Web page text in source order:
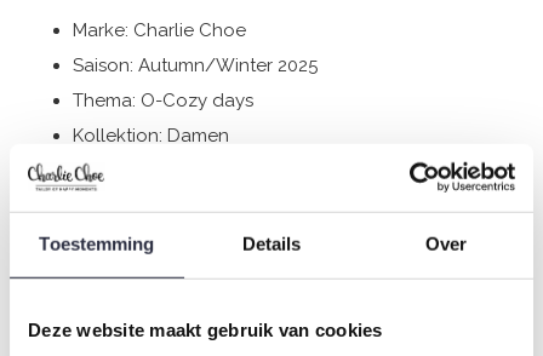
Toestemming Details Over
Deze website maakt gebruik van cookies
Marke: Charlie Choe
Saison: Autumn/Winter 2025
Thema: O-Cozy days
Kollektion: Damen
Typ:
Farbe: Faded blue
Zusammensetzung: 95% Modal/ 5% Elastane